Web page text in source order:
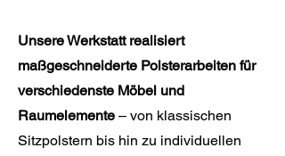
Unsere Werkstatt realisiert
maßgeschneiderte Polsterarbeiten für
verschiedenste Möbel und
Raumelemente – von klassischen
Sitzpolstern bis hin zu individuellen